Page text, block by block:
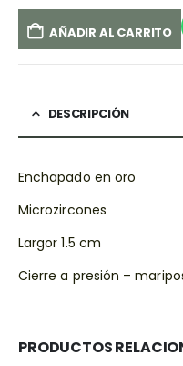
AÑADIR AL CARRITO
DESCRIPCIÓN
Enchapado en oro
Microzircones
Largor 1.5 cm
Cierre a presión –
PRODUCTOS